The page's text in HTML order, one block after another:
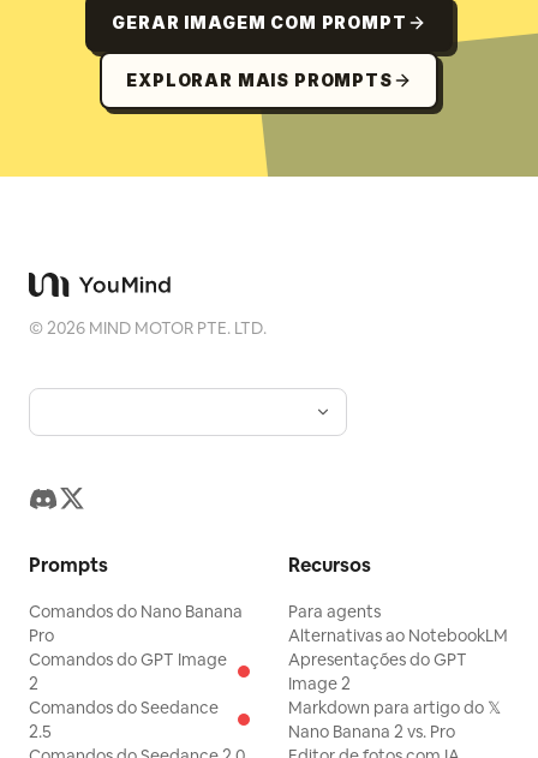
GERAR IMAGEM COM PROMPT
EXPLORAR MAIS PROMPTS
©2026 MIND MOTOR PTE. LTD.
Prompts
Comandos do Nano Banana
Pro
Comandos do GPT Image
2
Comandos do Seedance
2.5
Recursos
Para agents
Alternativas ao NotebookLM
Apresentações do GPT
Image 2
Markdown para artigo do 𝕏
Nano Banana 2 vs. Pro